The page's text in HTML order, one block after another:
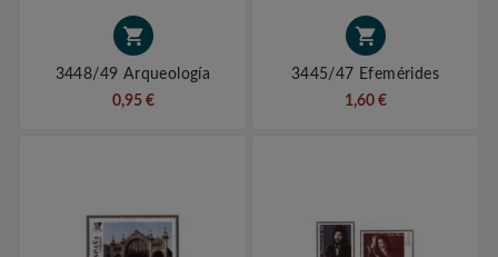

3448/49 Arqueología
0,95 €

3445/47 Efemérides
1,60 €